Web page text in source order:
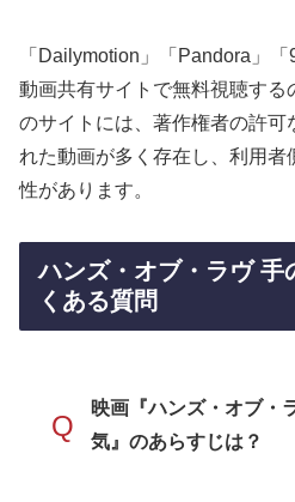
「Dailymotion」「Pandora」
動画共有サイトで無料視聴する
のサイトには、著作権者の許可
れた動画が多く存在し、利用
性があります。
ハンズ・オブ・ラヴ 手
くある質問
Q
映画『ハンズ・オブ・
気』のあらすじは？